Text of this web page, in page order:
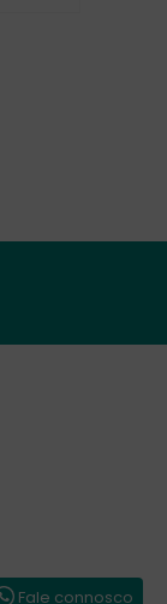
Fale connosco